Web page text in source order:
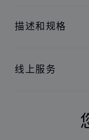
描述和规格
线上服务